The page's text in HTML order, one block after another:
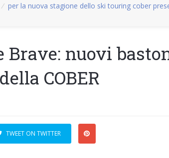
/ per la nuova stagione dello ski touring cober
Brave: nuovi
COBER
TWEET ON TWITTER